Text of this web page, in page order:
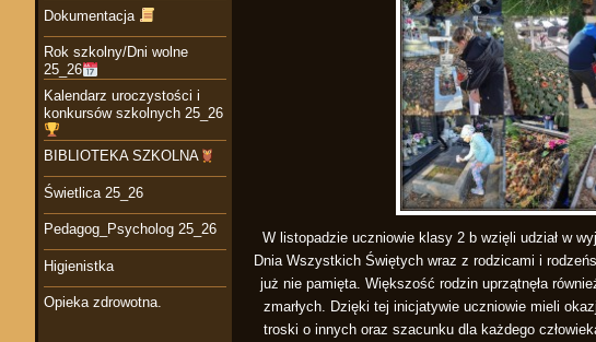
W listopadzie uczniowie klasy 2 b wzięli udział w
Dnia Wszystkich Świętych wraz z rodzicami i
już nie pamięta. Większość rodzin uprzątnęła
zmarłych. Dzięki tej inicjatywie uczniowie mieli
troski o innych oraz szacunku dla każdego
Dokumentacja
Rok szkolny/Dni wolne
25_26
Kalendarz uroczystości i
konkursów szkolnych 25_26
BIBLIOTEKA SZKOLNA
Świetlica 25_26
Pedagog_Psycholog 25_26
Higienistka
Opieka zdrowotna.